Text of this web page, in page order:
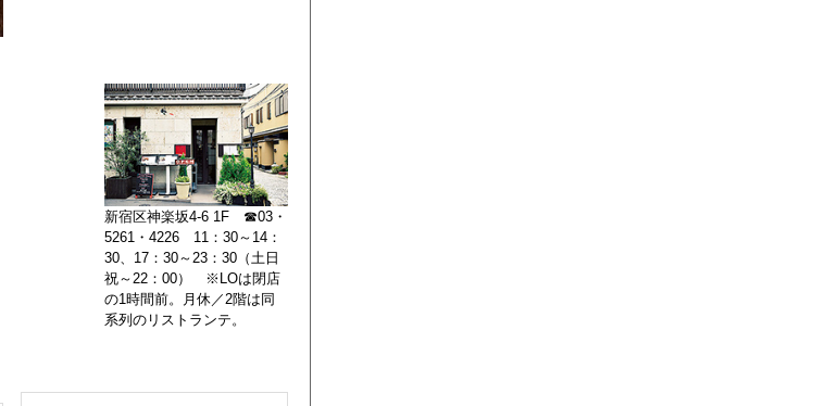
新宿区神楽坂4-6 1F ☎03・
5261・4226 11：30～14：
30、17：30～23：30（土日
祝～22：00） ※LOは閉店
の1時間前。月休／2階は同
系列のリストランテ。